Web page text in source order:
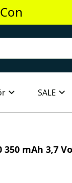
SALE
350 mAh 3,7